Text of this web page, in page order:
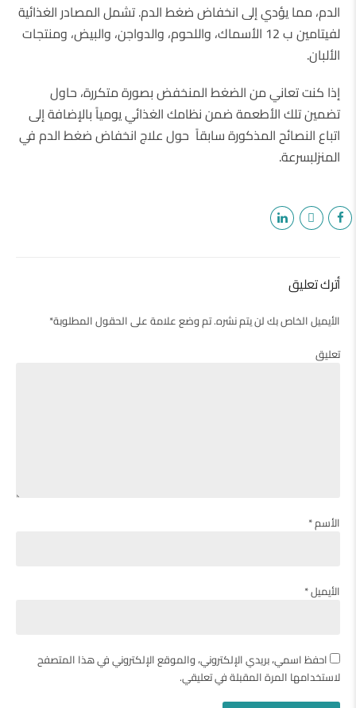
الدم، مما يؤدي إلى انخفاض ضغط الدم. تشمل المصادر الغذائية
لفيتامين ب 12 الأسماك، واللحوم، والدواجن، والبيض، ومنتجات
الألبان.
إذا كنت تعاني من الضغط المنخفض بصورة متكررة، حاول
تضمين تلك الأطعمة ضمن نظامك الغذائي يومياً بالإضافة إلى
اتباع النصائح المذكورة سابقاً حول علاج انخفاض ضغط الدم في
المنزلبسرعة.
أترك تعليق
الأيميل الخاص بك لن يتم نشره. تم وضع علامة على الحقول المطلوبة*
تعليق
الأسم *
الأيميل *
احفظ اسمي، بريدي الإلكتروني، والموقع الإلكتروني في هذا المتصفح
لاستخدامها المرة المقبلة في تعليقي.